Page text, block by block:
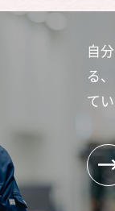
自
る
て